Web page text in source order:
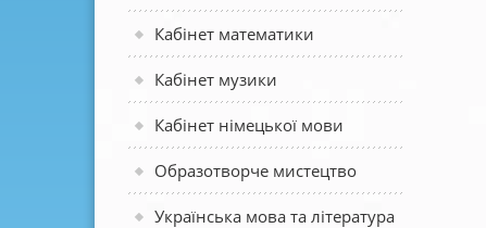
Кабінет математики
Кабінет музики
Кабінет німецької мови
Образотворче мистецтво
Українська мова та література